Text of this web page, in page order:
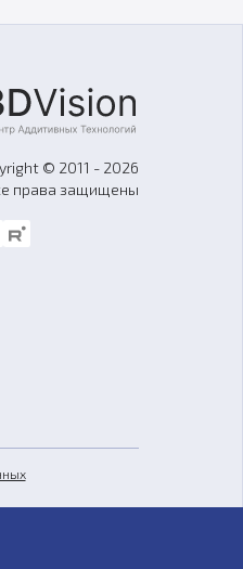
© 2011 - 2026
права защищены